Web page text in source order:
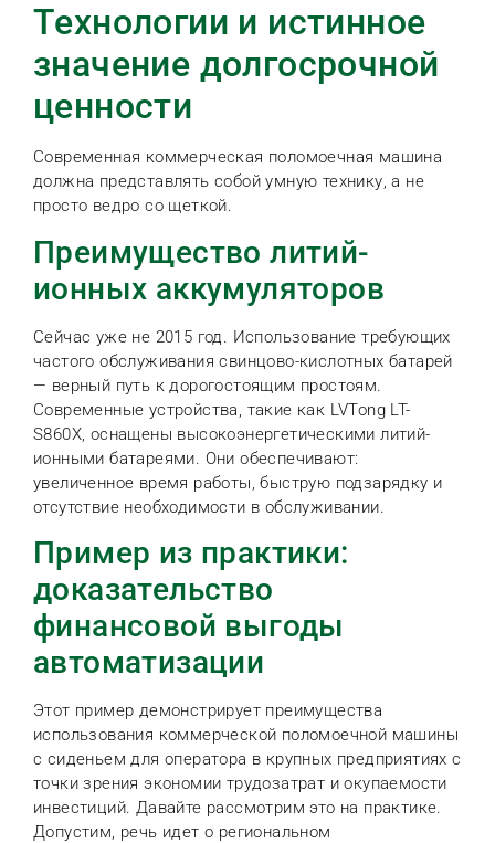
Технологии и истинное
значение долгосрочной
ценности
Современная коммерческая поломоечная машина
должна представлять собой умную технику, а не
просто ведро со щеткой.
Преимущество литий-
ионных аккумуляторов
Сейчас уже не 2015 год. Использование требующих
частого обслуживания свинцово-кислотных батарей
— верный путь к дорогостоящим простоям.
Современные устройства, такие как LVTong LT-
S860X, оснащены высокоэнергетическими литий-
ионными батареями. Они обеспечивают:
увеличенное время работы, быструю подзарядку и
отсутствие необходимости в обслуживании.
Пример из практики:
доказательство
финансовой выгоды
автоматизации
Этот пример демонстрирует преимущества
использования коммерческой поломоечной машины
с сиденьем для оператора в крупных предприятиях с
точки зрения экономии трудозатрат и окупаемости
инвестиций. Давайте рассмотрим это на практике.
Допустим, речь идет о региональном